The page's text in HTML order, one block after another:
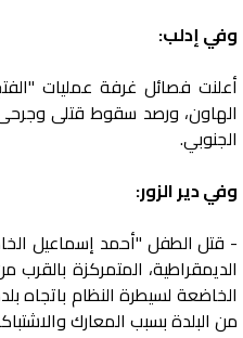
وفي إدلب:
الهاون، ورصد سقوط قتلى
الجنوبي.
وفي دير الزور:
الديمقراطية، المتمركزة
الخاضعة لسيطرة النظام باتجاه
من البلدة بسبب المعارك